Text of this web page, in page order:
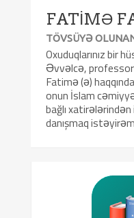
FATİMƏ
TÖVSÜYƏ
Oxuduqlarınız bir
Əvvəlcə,
Fatimə (ə)
onun İslam
bağlı
danışmaq